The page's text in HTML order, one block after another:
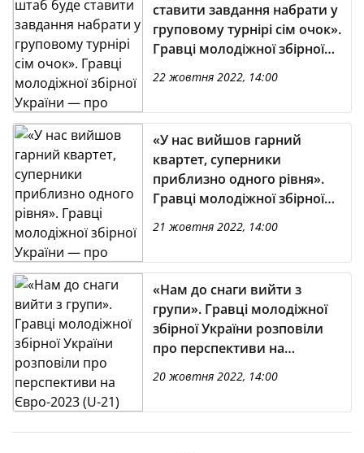
ставити завдання набрати у
груповому турнірі сім очок».
Гравці молодіжної збірної
на Євро-2023 (U-21)
22 жовтня 2022, 14:00
«У нас вийшов гарний
квартет, суперники
приблизно одного рівня».
Гравці молодіжної збірної
Євро-2023 (U-21)
21 жовтня 2022, 14:00
«Нам до снаги вийти з
групи». Гравці молодіжної
збірної України розповіли
про перспективи на
20 жовтня 2022, 14:00